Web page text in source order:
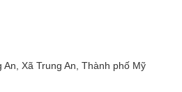
Xã Trung An, Thành phố Mỹ